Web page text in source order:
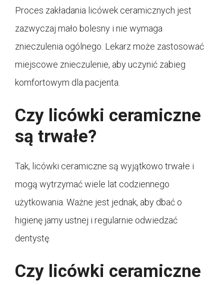
Proces zakładania licówek ceramicznych jest
zazwyczaj mało bolesny i nie wymaga
znieczulenia ogólnego. Lekarz może zastosować
miejscowe znieczulenie, aby uczynić zabieg
komfortowym dla pacjenta.
Czy licówki ceramiczne
są trwałe?
Tak, licówki ceramiczne są wyjątkowo trwałe i
mogą wytrzymać wiele lat codziennego
użytkowania. Ważne jest jednak, aby dbać o
higienę jamy ustnej i regularnie odwiedzać
dentystę.
Czy licówki ceramiczne